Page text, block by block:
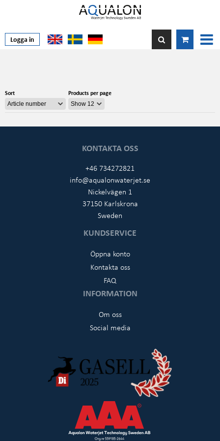
Logga in
Sort Products per page
KONTAKTA OSS
+46 734272821
info@aqualonwaterjet.se
Nickelvägen 1
37150 Karlskrona
Sweden
KUNDSERVICE
Öppna konto
Kontakta oss
FAQ
INFORMATION
Om oss
Social media